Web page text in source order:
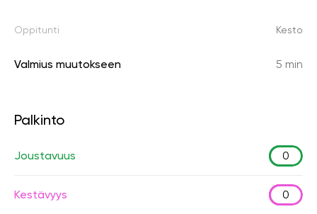
Oppitunti Kesto
Valmius muutokseen 5 min
Palkinto
Joustavuus 0
Kestävyys 0